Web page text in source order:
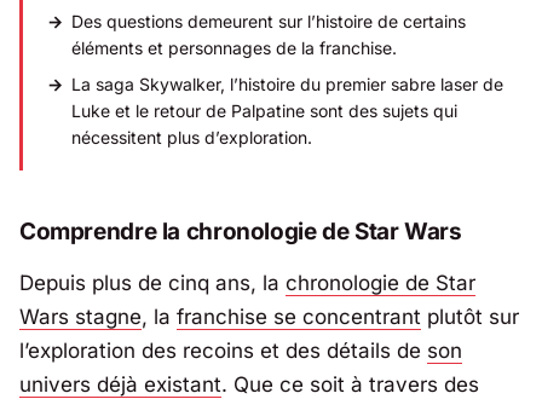
Des questions demeurent sur l’histoire de certains
éléments et personnages de la franchise.
La saga Skywalker, l’histoire du premier sabre laser de
Luke et le retour de Palpatine sont des sujets qui
nécessitent plus d’exploration.
Comprendre la chronologie de Star Wars
Depuis plus de cinq ans, la chronologie de Star
Wars stagne, la franchise se concentrant plutôt sur
l’exploration des recoins et des détails de son
univers déjà existant. Que ce soit à travers des